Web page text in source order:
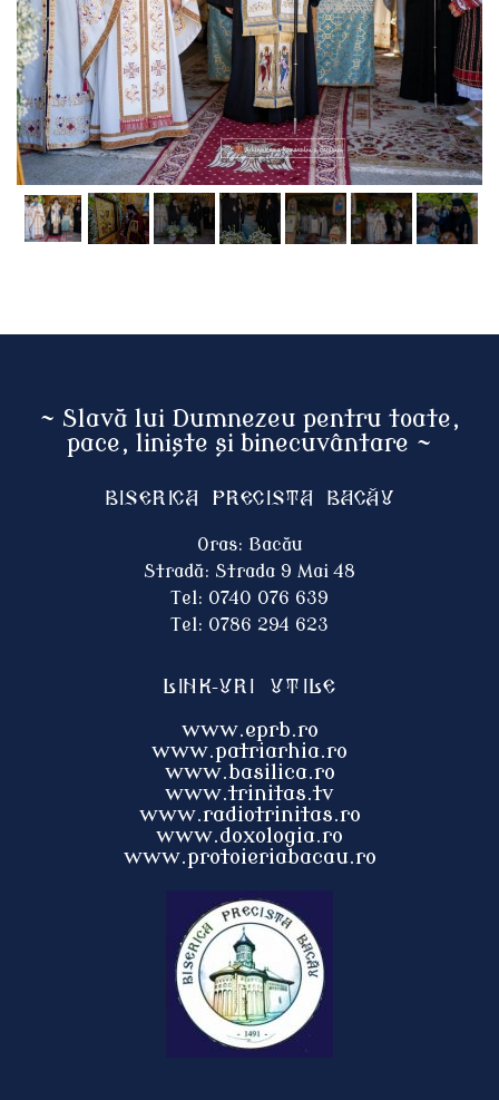
~ Slavă lui Dumnezeu pentru toate,
pace, liniște și binecuvântare ~
Biserica Precista BACĂU
Oras: Bacău
Stradă: Strada 9 Mai 48
Tel: 0740 076 639
Tel: 0786 294 623
Link-uri utile
www.eprb.ro
www.patriarhia.ro
www.basilica.ro
www.trinitas.tv
www.radiotrinitas.ro
www.doxologia.ro
www.protoieriabacau.ro